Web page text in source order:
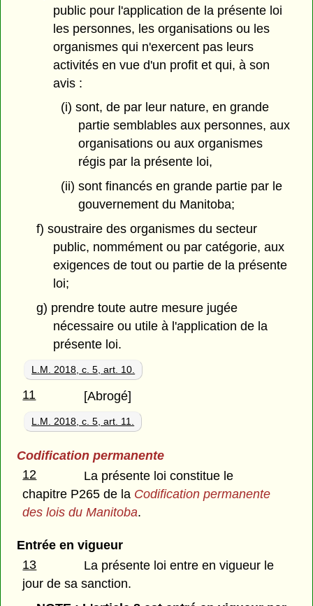
public pour l'application de la présente loi
les personnes, les organisations ou les
organismes qui n'exercent pas leurs
activités en vue d'un profit et qui, à son
avis :
(i) sont, de par leur nature, en grande
partie semblables aux personnes, aux
organisations ou aux organismes
régis par la présente loi,
(ii) sont financés en grande partie par le
gouvernement du Manitoba;
f) soustraire des organismes du secteur
public, nommément ou par catégorie, aux
exigences de tout ou partie de la présente
loi;
g) prendre toute autre mesure jugée
nécessaire ou utile à l'application de la
présente loi.
L.M. 2018, c. 5, art. 10.
11 [Abrogé]
L.M. 2018, c. 5, art. 11.
Codification permanente
12
La présente loi constitue le
chapitre P265 de la Codification permanente
des lois du Manitoba.
Entrée en vigueur
13
La présente loi entre en vigueur le
jour de sa sanction.